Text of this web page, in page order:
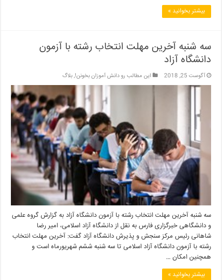
بیشتر بخوانید »
سه شنبه آخرین مهلت انتخاب رشته با آزمون
دانشگاه آزاد
آگوست 25, 2018 این مطالب رو دانش آموزان بخونن!,بلاگ
سه شنبه آخرین مهلت انتخاب رشته با آزمون دانشگاه آزاد به گزارش گروه علمی
و دانشگاهی خبرگزاری فارس به نقل از دانشگاه آزاد اسلامی، امیر رضا
شاهانی رئیس مرکز سنجش و پذیرش دانشگاه آزاد گفت: آخرین مهلت انتخاب
رشته با آزمون دانشگاه آزاد اسلامی تا سه شنبه ششم شهریورماه است و
همچنین امکان …
بیشتر بخوانید »